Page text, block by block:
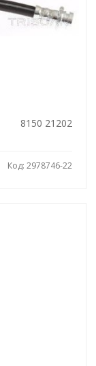
8150 21202
Код: 2978746-22